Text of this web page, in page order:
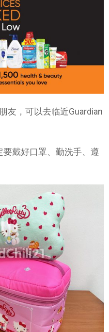
友，可以去临近Guardian
戴好口罩、勤洗手、遵